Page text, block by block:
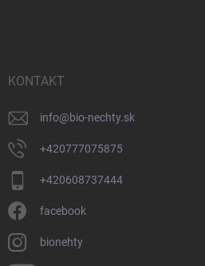
KONTAKT
info@bio-nechty.sk
+420777075875
+420608737444
facebook
bionehty